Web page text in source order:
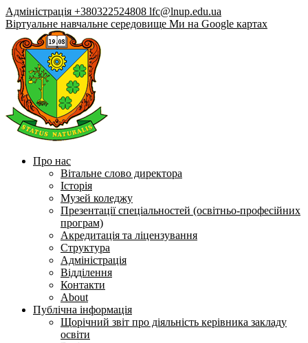
Адміністрація +380322524808 lfc@lnup.edu.ua
Віртуальне навчальне середовище Ми на Google картах
Про нас
Вітальне слово директора
Історія
Музей коледжу
Презентації спеціальностей (освітньо-професійних
програм)
Акредитація та ліцензування
Структура
Адміністрація
Відділення
Контакти
About
Публічна інформація
Щорічний звіт про діяльність керівника закладу
освіти